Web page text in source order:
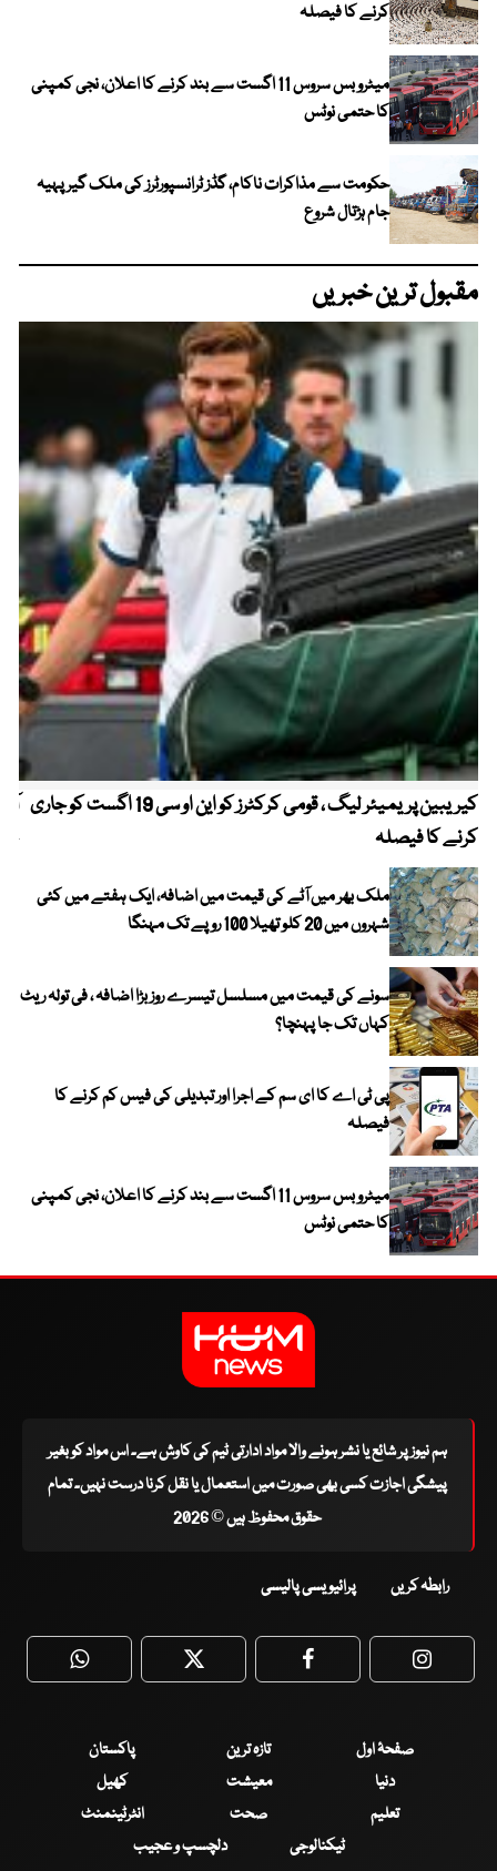
کرنے کا فیصلہ
میٹرو بس سروس 11 اگست سے بند کرنے کا اعلان، نجی کمپنی
کا حتمی نوٹس
حکومت سے مذاکرات ناکام، گڈز ٹرانسپورٹرز کی ملک گیر پہیہ
جام ہڑتال شروع
مقبول ترین خبریں
کیریبین پریمیئر لیگ ، قومی کرکٹرز کو این او سی 19 اگست کو جاری
کرنے کا فیصلہ
ملک بھر میں آٹے کی قیمت میں اضافہ، ایک ہفتے میں کئی
شہروں میں 20 کلو تھیلا 100 روپے تک مہنگا
سونے کی قیمت میں مسلسل تیسرے روز بڑا اضافہ ، فی تولہ ریٹ
کہاں تک جا پہنچا؟
پی ٹی اے کا ای سم کے اجرا اور تبدیلی کی فیس کم کرنے کا
فیصلہ
میٹرو بس سروس 11 اگست سے بند کرنے کا اعلان، نجی کمپنی
کا حتمی نوٹس
ہم نیوز پر شائع یا نشر ہونے والا مواد ادارتی ٹیم کی کاوش ہے۔ اس مواد کو بغیر
پیشگی اجازت کسی بھی صورت میں استعمال یا نقل کرنا درست نہیں۔ تمام
حقوق محفوظ ہیں © 2026
رابطہ کریں پرائیویسی پالیسی
WhatsApp Twitter Facebook
صفحۂ اول تازہ ترین
پاکستان
دنیا
معیشت
کھیل
تعلیم
صحت
انٹرٹینمنٹ
ٹیکنالوجی
دلچسپ و عجیب